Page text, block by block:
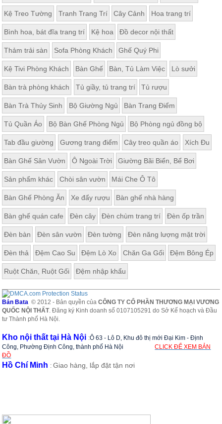
Kệ Treo Tường Tranh Trang Trí Cây Cảnh Hoa trang trí
Bình hoa, bát đĩa trang trí Kệ hoa Đồ decor nội thất
Thảm trải sàn Sofa Phòng Khách Ghế Quý Phi
Kệ Tivi Phòng Khách Bàn Ghế Bàn, Tủ Làm Việc Lò sưởi
Bàn trà phòng khách Tủ giầy, tủ trang trí Tủ rượu
Bàn Trà Thủy Sinh Bộ Giường Ngủ Bàn Trang Điểm
Tủ Quần Áo Bộ Bàn Ghế Phòng Ngủ Bộ Phòng ngủ đồng bộ
Tab đầu giường Gương trang điểm Cây treo quần áo Xích Đu
Bàn Ghế Sân Vườn Ô Ngoài Trời Giường Bãi Biển, Bể Bơi
Sản phẩm khác Chòi sân vườn Mái Che Ô Tô
Bàn Ghế Phòng Ăn Xe đẩy rượu Bàn ghế nhà hàng
Bàn ghế quán cafe Đèn cây Đèn chùm trang trí Đèn ốp trần
Đèn bàn Đèn sân vườn Đèn tường Đèn năng lượng mặt trời
Đèn thả Đệm Cao Su Đệm Lò Xo Chăn Ga Gối Đệm Bông Ép
Ruột Chăn, Ruột Gối Đệm nhập khẩu
Bản Bata © 2012 - Bản quyền củaCÔNG TY CỔ PHẦN THƯƠNG MẠI VƯƠNG
QUỐC NỘI THẤT. Đăng ký Kinh doanh số 0107105291 do Sở Kế hoạch và Đầu
tư Thành phố Hà Nội.
Kho nội thất tại Hà Nội :Ô 63 - Lô D, Khu đô thị mới Đại Kim - Định
Công, Phường Định Công, thành phố Hà Nội
CLICK ĐỂ XEM BẢN
ĐỒ
Hồ Chí Minh :Giao hàng, lắp đặt tận nơi